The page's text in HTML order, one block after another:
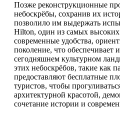
Позже реконструкционные
небоскрёбы, сохранив их
позволило им выдержать
Hilton, один из самых высоких
современные удобства,
поколение, что обеспечивает
сегодняшнем культурном
этих небоскрёбов, такие как
предоставляют бесплатные
туристов, чтобы
архитектурной красотой,
сочетание истории и